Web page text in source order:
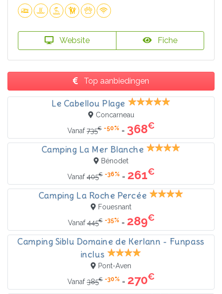
Website Fiche
Top aanbiedingen
Le Cabellou Plage
Concarneau
Vanaf735€ -50% = 368€
Camping La Mer Blanche
Bénodet
Vanaf405€ -36% = 261€
Camping La Roche Percée
Fouesnant
Vanaf445€ -35% = 289€
Camping Siblu Domaine de Kerlann - Funpass
inclus
Pont-Aven
Vanaf385€ -30% = 270€